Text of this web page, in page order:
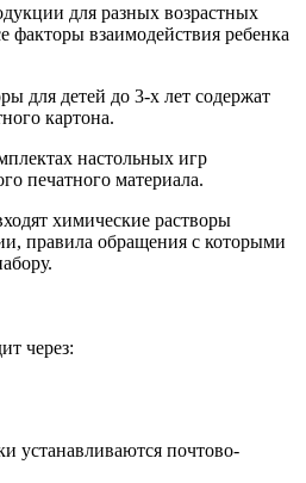
для разных возрастных
факторы взаимодействия ребенка
для детей до 3-х лет содержат
картона.
настольных игр
печатного материала.
химические растворы
правила обращения с которыми
через:
устанавливаются почтово-